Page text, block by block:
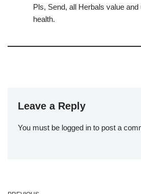
Pls, Send, all Herbals value
health.
Leave a Reply
You must be logged in to post a